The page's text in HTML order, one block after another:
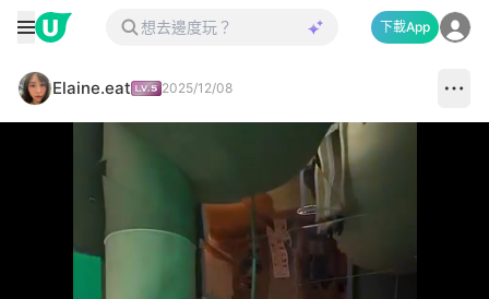
下載App
Elaine.eat 2025/12/08